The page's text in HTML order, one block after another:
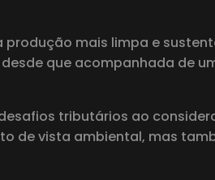
mais limpa e
que acompanhada de
tributários ao
de vista ambiental, mas